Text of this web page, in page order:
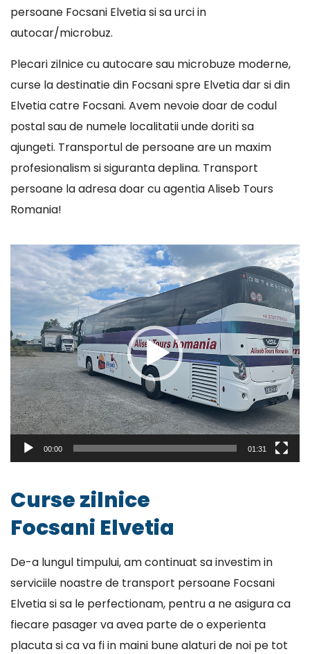
persoane Focsani Elvetia si sa urci in
autocar/microbuz.
Plecari zilnice cu autocare sau microbuze moderne,
curse la destinatie din Focsani spre Elvetia dar si din
Elvetia catre Focsani. Avem nevoie doar de codul
postal sau de numele localitatii unde doriti sa
ajungeti. Transportul de persoane are un maxim
profesionalism si siguranta deplina. Transport
persoane la adresa doar cu agentia Aliseb Tours
Romania!
Player
video
00:00 01:31
Curse zilnice
Focsani Elvetia
De-a lungul timpului, am continuat sa investim in
serviciile noastre de transport persoane Focsani
Elvetia si sa le perfectionam, pentru a ne asigura ca
fiecare pasager va avea parte de o experienta
placuta si ca va fi in maini bune alaturi de noi pe tot